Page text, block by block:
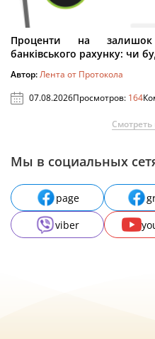
Проценти на
банківського рахунку: чи
Автор:Лента от Протокола
07.08.2026Просмотров: 164
Смотреть
Мы в социальных
page
viber